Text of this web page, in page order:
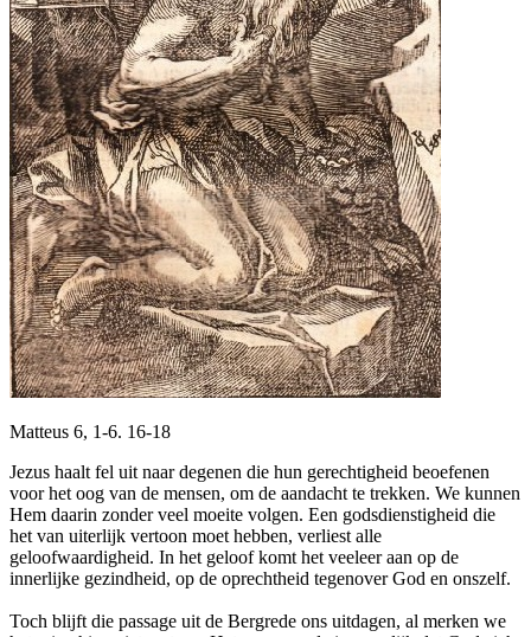
Matteus 6, 1-6. 16-18
Jezus haalt fel uit naar degenen die hun gerechtigheid beoefenen
voor het oog van de mensen, om de aandacht te trekken. We kunnen
Hem daarin zonder veel moeite volgen. Een godsdienstigheid die
het van uiterlijk vertoon moet hebben, verliest alle
geloofwaardigheid. In het geloof komt het veeleer aan op de
innerlijke gezindheid, op de oprechtheid tegenover God en onszelf.
Toch blijft die passage uit de Bergrede ons uitdagen, al merken we